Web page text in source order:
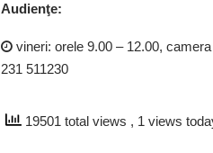
Audienţe:
vineri: orele 9.00 – 12.00,
231 511230
19501 total views , 1 views